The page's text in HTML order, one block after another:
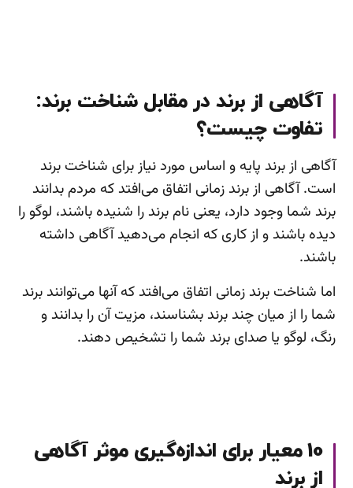
آگاهی از برند در مقابل شناخت برند:
تفاوت چیست؟
آگاهی از برند پایه و اساس مورد نیاز برای شناخت برند
است. آگاهی از برند زمانی اتفاق می‌افتد که مردم بدانند
برند شما وجود دارد، یعنی نام برند را شنیده باشند، لوگو را
دیده باشند و از کاری که انجام می‌دهید آگاهی داشته
باشند.
اما شناخت برند زمانی اتفاق می‌افتد که آنها می‌توانند برند
شما را از میان چند برند بشناسند، مزیت آن را بدانند و
رنگ، لوگو یا صدای برند شما را تشخیص دهند.
10 معیار برای اندازه‌گیری موثر آگاهی
از برند